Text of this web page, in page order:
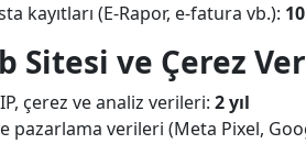
kayıtları (E-Rapor, e-fatura vb.):
Sitesi ve Çerez
çerez ve analiz verileri: 2 yıl
pazarlama verileri (Meta Pixel,